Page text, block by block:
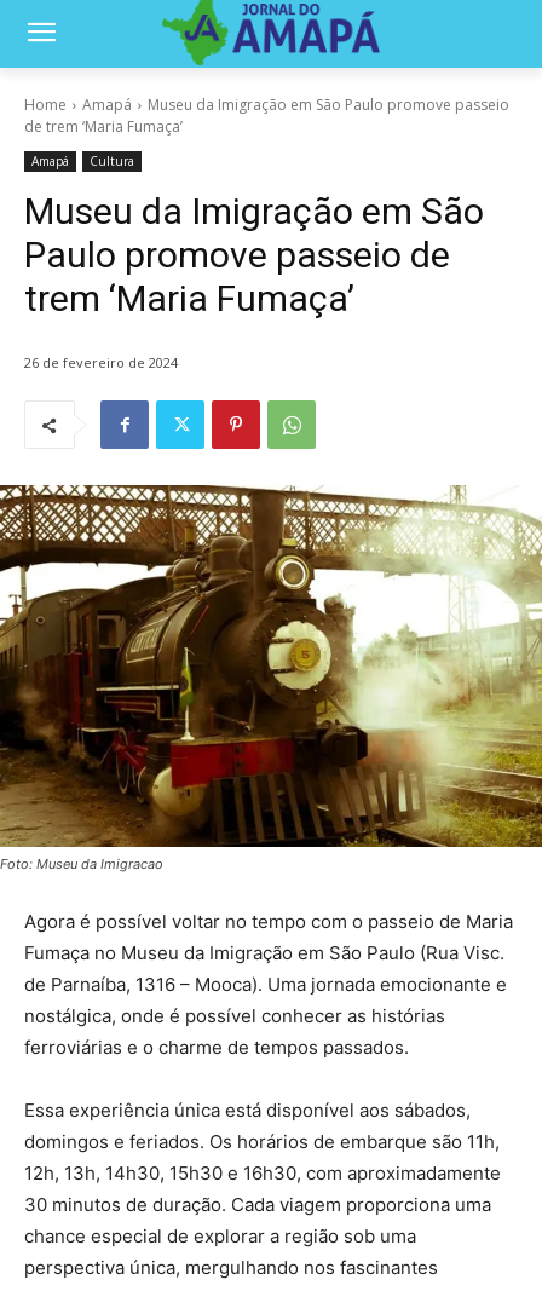
Home Amapá
Museu da Imigração em São Paulo promove passeio
de trem ‘Maria Fumaça’
Amapá Cultura
Museu da Imigração em São
Paulo promove passeio de
trem ‘Maria Fumaça’
26 de fevereiro de 2024
Foto: Museu da Imigracao
Agora é possível voltar no tempo com o passeio de Maria
Fumaça no Museu da Imigração em São Paulo (Rua Visc.
de Parnaíba, 1316 – Mooca). Uma jornada emocionante e
nostálgica, onde é possível conhecer as histórias
ferroviárias e o charme de tempos passados.
Essa experiência única está disponível aos sábados,
domingos e feriados. Os horários de embarque são 11h,
12h, 13h, 14h30, 15h30 e 16h30, com aproximadamente
30 minutos de duração. Cada viagem proporciona uma
chance especial de explorar a região sob uma
perspectiva única, mergulhando nos fascinantes